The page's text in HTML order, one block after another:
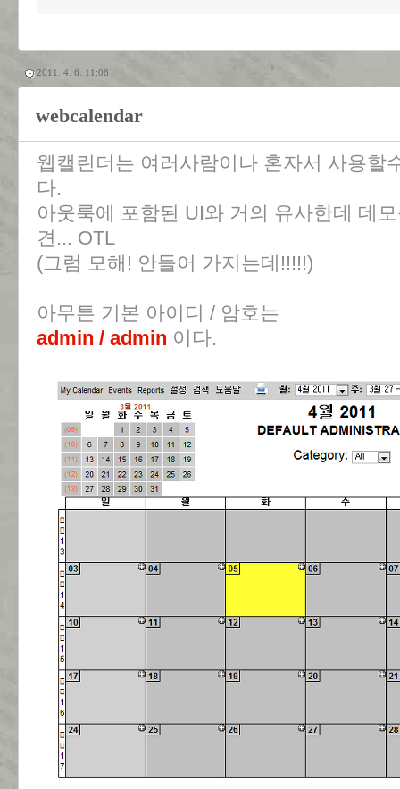
2011. 4. 6. 11:08
webcalendar
웹캘린더는 여러사람이나 혼자서 사용할
다.
아웃룩에 포함된 UI와 거의 유사한데 데
견... OTL
(그럼 모해! 안들어 가지는데!!!!!)
아무튼 기본 아이디 / 암호는
admin / admin 이다.